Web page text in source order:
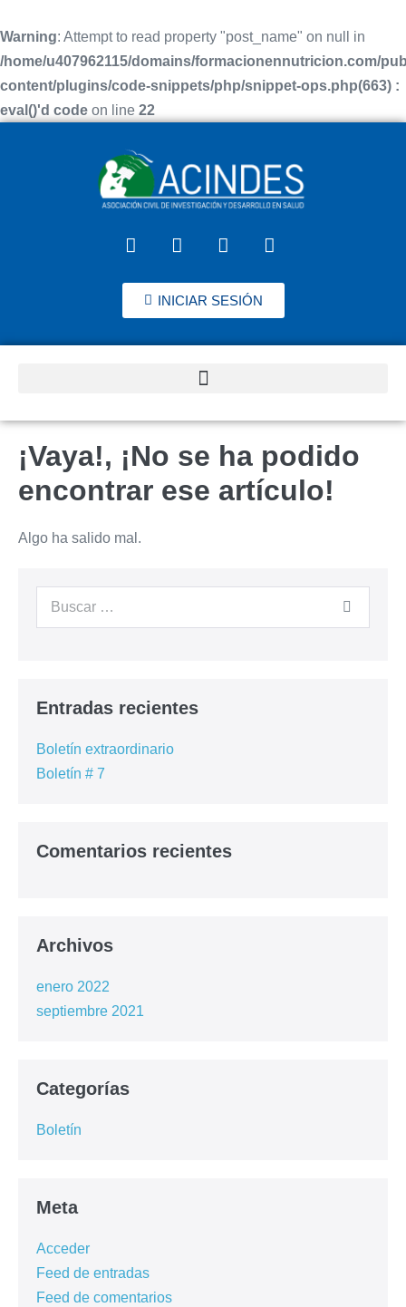
Warning: Attempt to read property "post_name" on null in
/home/u407962115/domains/formacionennutricion.com/
content/plugins/code-snippets/php/snippet-ops.php(663) :
eval()'d code on line 22
INICIAR SESIÓN
¡Vaya!, ¡No se ha podido
encontrar ese artículo!
Algo ha salido mal.
Entradas recientes
Boletín extraordinario
Boletín # 7
Comentarios recientes
Archivos
enero 2022
septiembre 2021
Categorías
Boletín
Meta
Acceder
Feed de entradas
Feed de comentarios